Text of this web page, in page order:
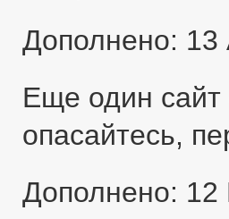
Дополнено: 13
Еще один
опасайтесь,
Дополнено: 12